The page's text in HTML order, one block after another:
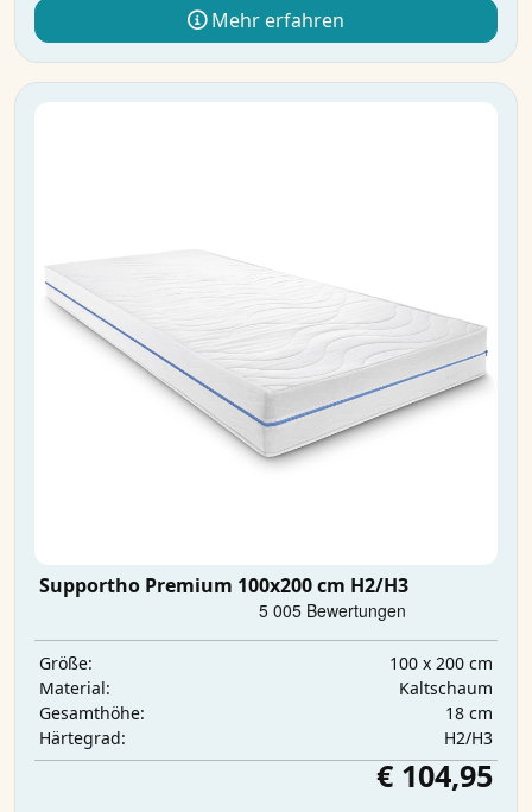
Mehr erfahren
Supportho Premium 100x200 cm H2/H3
Größe:
100 x 200 cm
Material:
Kaltschaum
Gesamthöhe:
18 cm
Härtegrad:
H2/H3
€ 104,95